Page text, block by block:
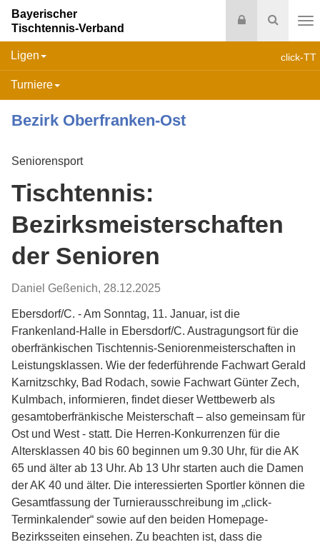
Suche
Login
Bayerischer
Tischtennis-Verband
click-TT
Ligen
Turniere
Bezirk Oberfranken-Ost
Seniorensport
Tischtennis:
Bezirksmeisterschaften
der Senioren
Daniel Geßenich, 28.12.2025
Ebersdorf/C. - Am Sonntag, 11. Januar, ist die
Frankenland-Halle in Ebersdorf/C. Austragungsort für die
oberfränkischen Tischtennis-Seniorenmeisterschaften in
Leistungsklassen. Wie der federführende Fachwart Gerald
Karnitzschky, Bad Rodach, sowie Fachwart Günter Zech,
Kulmbach, informieren, findet dieser Wettbewerb als
gesamtoberfränkische Meisterschaft – also gemeinsam für
Ost und West - statt. Die Herren-Konkurrenzen für die
Altersklassen 40 bis 60 beginnen um 9.30 Uhr, für die AK
65 und älter ab 13 Uhr. Ab 13 Uhr starten auch die Damen
der AK 40 und älter. Die interessierten Sportler können die
Gesamtfassung der Turnierausschreibung im „click-
Terminkalender“ sowie auf den beiden Homepage-
Bezirksseiten einsehen. Zu beachten ist, dass die